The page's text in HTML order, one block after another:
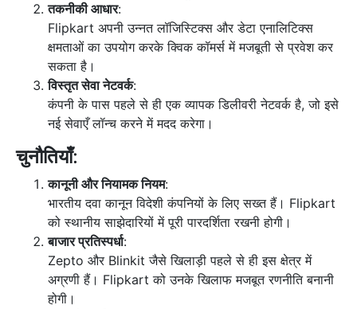
तकनीकी आधार:
Flipkart अपनी उन्नत लॉजिस्टिक्स और डेटा एनालिटिक्स
क्षमताओं का उपयोग करके क्विक कॉमर्स में मजबूती से प्रवेश कर
सकता है।
विस्तृत सेवा नेटवर्क:
कंपनी के पास पहले से ही एक व्यापक डिलीवरी नेटवर्क है, जो इसे
नई सेवाएँ लॉन्च करने में मदद करेगा।
चुनौतियाँ:
कानूनी और नियामक नियम:
भारतीय दवा कानून विदेशी कंपनियों के लिए सख्त हैं। Flipkart
को स्थानीय साझेदारियों में पूरी पारदर्शिता रखनी होगी।
बाजार प्रतिस्पर्धा:
Zepto और Blinkit जैसे खिलाड़ी पहले से ही इस क्षेत्र में
अग्रणी हैं। Flipkart को उनके खिलाफ मजबूत रणनीति बनानी
होगी।